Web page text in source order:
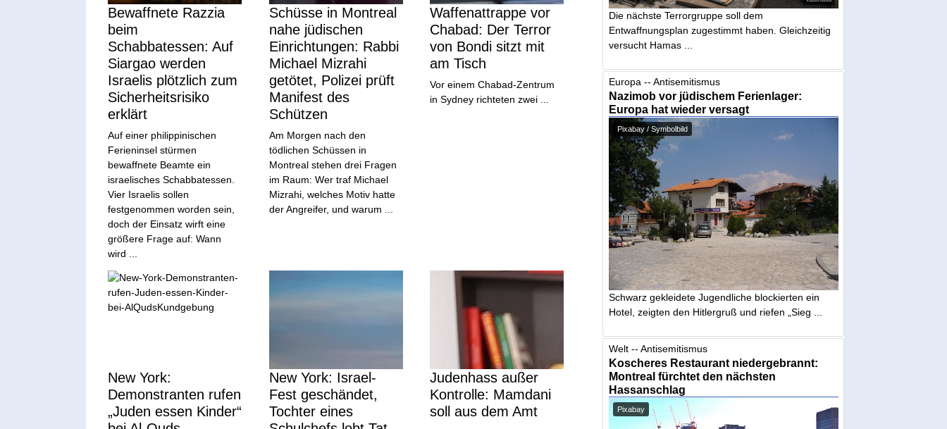
Bewaffnete Razzia
beim
Schabbatessen: Auf
Siargao werden
Israelis plötzlich zum
Sicherheitsrisiko
erklärt
Auf einer philippinischen
Ferieninsel stürmen
bewaffnete Beamte ein
israelisches Schabbatessen.
Vier Israelis sollen
festgenommen worden sein,
doch der Einsatz wirft eine
größere Frage auf: Wann
wird ...
Schüsse in Montreal
nahe jüdischen
Einrichtungen: Rabbi
Michael Mizrahi
getötet, Polizei prüft
Manifest des
Schützen
Am Morgen nach den
tödlichen Schüssen in
Montreal stehen drei Fragen
im Raum: Wer traf Michael
Mizrahi, welches Motiv hatte
der Angreifer, und warum ...
Waffenattrappe vor
Chabad: Der Terror
von Bondi sitzt mit
am Tisch
Vor einem Chabad-Zentrum
in Sydney richteten zwei ...
New York:
Demonstranten rufen
„Juden essen Kinder“
New York: Israel-
Fest geschändet,
Tochter eines
Judenhass außer
Kontrolle: Mamdani
soll aus dem Amt
Die nächste Terrorgruppe soll dem
Entwaffnungsplan zugestimmt haben. Gleichzeitig
versucht Hamas ...
Europa -- Antisemitismus
Nazimob vor jüdischem Ferienlager:
Europa hat wieder versagt
Pixabay / Symbolbild
Schwarz gekleidete Jugendliche blockierten ein
Hotel, zeigten den Hitlergruß und riefen „Sieg ...
Welt -- Antisemitismus
Koscheres Restaurant niedergebrannt:
Montreal fürchtet den nächsten
Hassanschlag
Pixabay